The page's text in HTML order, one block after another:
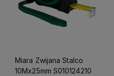
Miara Zwijana Stalco
10Mx25mm S010124210